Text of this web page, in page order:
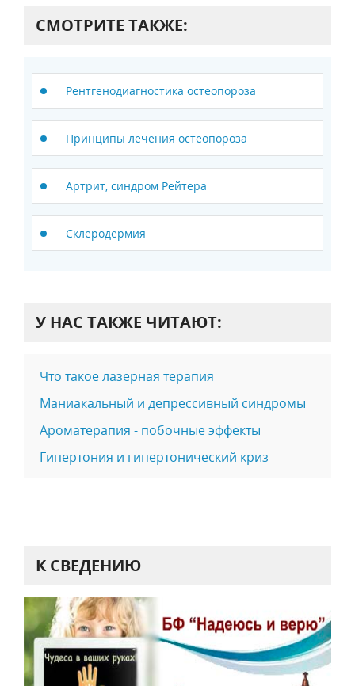
СМОТРИТЕ ТАКЖЕ:
Рентгенодиагностика остеопороза
Принципы лечения остеопороза
Артрит, синдром Рейтера
Склеродермия
У НАС ТАКЖЕ ЧИТАЮТ:
Что такое лазерная терапия
Маниакальный и депрессивный синдромы
Ароматерапия - побочные эффекты
Гипертония и гипертонический криз
К СВЕДЕНИЮ